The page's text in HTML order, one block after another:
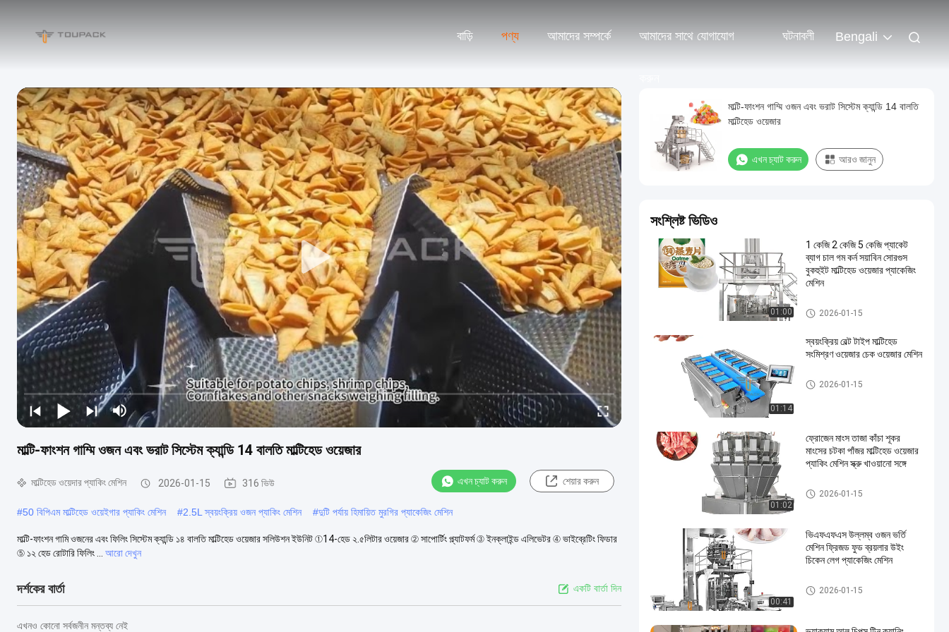
বাড়ি পণ্য আমাদের সম্পর্কে আমাদের সাথে যোগাযোগ ঘটনাবলী Bengali
মাল্টি-ফাংশন গাম্মি ওজন এবং ভরাট সিস্টেম ক্যান্ডি 14 বালতি মাল্টিহেড ওয়েজার
মাল্টিহেড ওয়েদার প্যাকিং মেশিন 2026-01-15 316 ভিউ এখন চ্যাট করুন শেয়ার করুন
#50 বিপিএম মাল্টিহেড ওয়েইগার প্যাকিং মেশিন #2.5L স্বয়ংক্রিয় ওজন প্যাকিং মেশিন #দুটি পর্যায় হিমায়িত মুরগির প্যাকেজিং মেশিন
মাল্টি-ফাংশন গামি ওজনের এবং ফিলিং সিস্টেম ক্যান্ডি ১৪ বালতি মাল্টিহেড ওয়েজার সলিউশন ইউনিট ①14-হেড ২.৫লিটার ওয়েজার ② সাপোর্টিং প্ল্যাটফর্ম ③ ইনক্লাইন্ড এলিভেটর ④ ভাইব্রেটিং ফিডার
⑤ ১২ হেড রোটারি ফিলিং ...
আরো দেখুন
দর্শকের বার্তা একটি বার্তা দিন
এখনও কোনো সর্বজনীন মন্তব্য নেই
মাল্টি-ফাংশন গাম্মি ওজন এবং ভরাট সিস্টেম ক্যান্ডি 14 বালতি
মাল্টিহেড ওয়েজার
এখন চ্যাট করুন আরও জানুন
সংশ্লিষ্ট ভিডিও
01:00
1 কেজি 2 কেজি 5 কেজি প্যাকেট
ব্যাগ চাল গম কর্ন সয়াবিন সোরগুস
বুকহুইট মাল্টিহেড ওয়েজার প্যাকেজিং
মেশিন
মাল্টিহেড ওজনকারী
2026-01-15
01:14
স্বয়ংক্রিয় বেল্ট টাইপ মাল্টিহেড
সংমিশ্রণ ওয়েজার চেক ওয়েজার মেশিন
মাল্টিহেড ওয়েদার প্যাকিং মেশিন
2026-01-15
01:02
ফ্রোজেন মাংস তাজা কাঁচা শূকর
মাংসের চটকা পাঁজর মাল্টিহেড ওয়েজার
প্যাকিং মেশিন স্ক্রু খাওয়ানো সঙ্গে
মাল্টিহেড ওয়েদার প্যাকিং মেশিন
2026-01-15
00:41
ভিএফএফএস উল্লম্ব ওজন ভর্তি
মেশিন ফ্রিজড ফুড ব্রয়লার উইং
চিকেন লেগ প্যাকেজিং মেশিন
হিমায়িত খাদ্য প্যাকিং মেশিন
2026-01-15